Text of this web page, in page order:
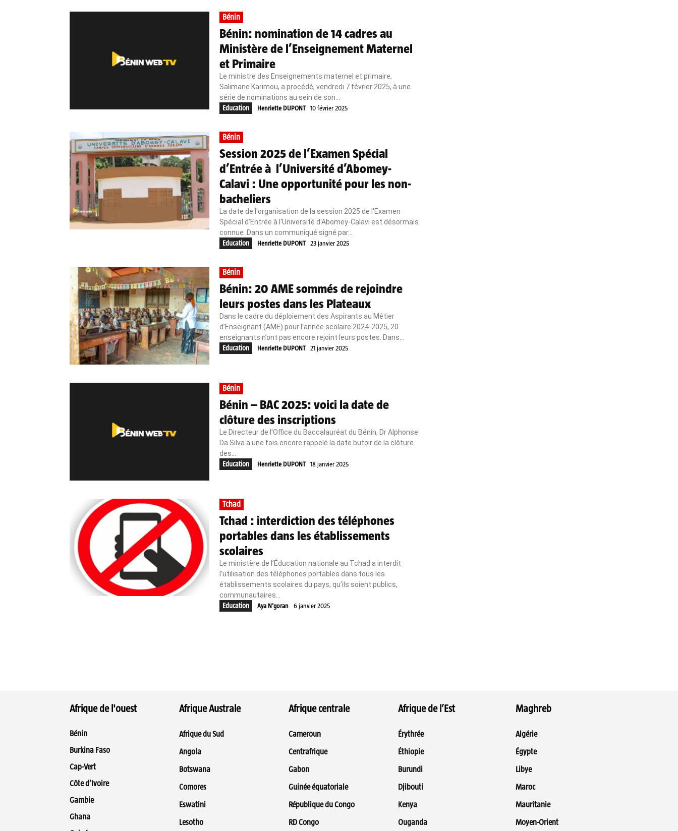
Bénin
Bénin: nomination de 14 cadres au
Ministère de l’Enseignement Maternel
et Primaire
Le ministre des Enseignements maternel et primaire,
Salimane Karimou, a procédé, vendredi 7 février 2025, à une
série de nominations au sein de son...
Education
Henriette DUPONT 10 février 2025
Bénin
Session 2025 de l’Examen Spécial
d’Entrée à l’Université d’Abomey-
Calavi : Une opportunité pour les non-
bacheliers
La date de l'organisation de la session 2025 de l'Examen
Spécial d'Entrée à l'Université d'Abomey-Calavi est désormais
connue .Dans un communiqué signé par...
Education
Henriette DUPONT 23 janvier 2025
Bénin
Bénin: 20 AME sommés de rejoindre
leurs postes dans les Plateaux
Dans le cadre du déploiement des Aspirants au Métier
d’Enseignant (AME) pour l’année scolaire 2024-2025, 20
enseignants n’ont pas encore rejoint leurs postes. Dans...
Education
Henriette DUPONT 21 janvier 2025
Bénin
Bénin – BAC 2025: voici la date de
clôture des inscriptions
Le Directeur de l'Office du Baccalauréat du Bénin, Dr Alphonse
Da Silva a une fois encore rappelé la date butoir de la clôture
des...
Education
Henriette DUPONT 18 janvier 2025
Tchad
Tchad : interdiction des téléphones
portables dans les établissements
scolaires
Le ministère de l’Éducation nationale au Tchad a interdit
l’utilisation des téléphones portables dans tous les
établissements scolaires du pays, qu’ils soient publics,
communautaires...
Education
Aya N'goran 6 janvier 2025
Afrique de l'ouest
Bénin
Burkina Faso
Cap-Vert
Côte d’Ivoire
Gambie
Ghana
Afrique Australe
Afrique du Sud
Angola
Botswana
Comores
Eswatini
Lesotho
Afrique centrale
Cameroun
Centrafrique
Gabon
Guinée équatoriale
République du Congo
RD Congo
Afrique de l’Est
Érythrée
Éthiopie
Burundi
Djibouti
Kenya
Ouganda
Maghreb
Algérie
Égypte
Libye
Maroc
Mauritanie
Moyen-Orient